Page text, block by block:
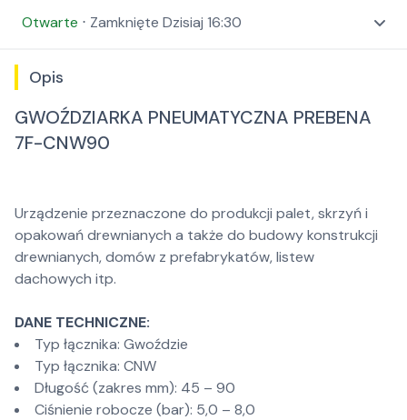
Otwarte ⋅ Zamknięte Dzisiaj 16:30
Opis
GWOŹDZIARKA PNEUMATYCZNA PREBENA
7F-CNW90
Urządzenie przeznaczone do produkcji palet, skrzyń i
opakowań drewnianych a także do budowy konstrukcji
drewnianych, domów z prefabrykatów, listew
dachowych itp.
DANE TECHNICZNE:
Typ łącznika: Gwoździe
Typ łącznika: CNW
Długość (zakres mm): 45 – 90
Ciśnienie robocze (bar): 5,0 – 8,0